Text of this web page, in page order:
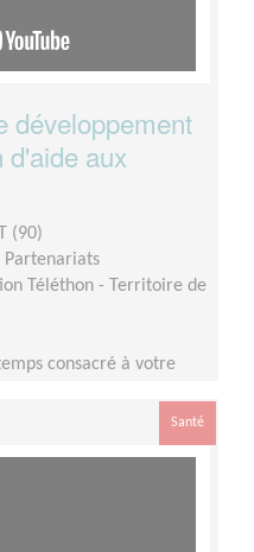
développement
d'aide aux
(90)
Partenariats
Téléthon - Territoire de
consacré à votre
Santé